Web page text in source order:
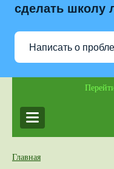
сделать школу
Написать о
Главная